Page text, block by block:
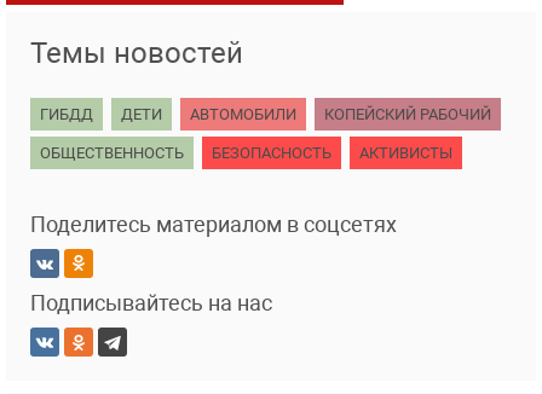
Темы новостей
ГИБДД ДЕТИ АВТОМОБИЛИ КОПЕЙСКИЙ РАБОЧИЙ
ОБЩЕСТВЕННОСТЬ БЕЗОПАСНОСТЬ АКТИВИСТЫ
Поделитесь материалом в соцсетях
Подписывайтесь на нас